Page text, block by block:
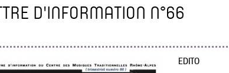
D'INFORMATION N°66
EDITO